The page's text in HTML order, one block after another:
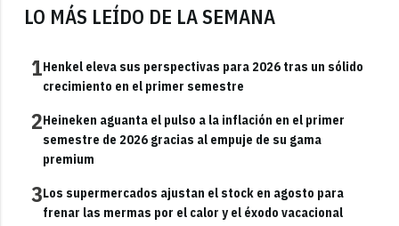
LO MÁS LEÍDO DE LA SEMANA
1Henkel eleva sus perspectivas para 2026 tras un sólido
crecimiento en el primer semestre
2Heineken aguanta el pulso a la inflación en el primer
semestre de 2026 gracias al empuje de su gama
premium
3Los supermercados ajustan el stock en agosto para
frenar las mermas por el calor y el éxodo vacacional